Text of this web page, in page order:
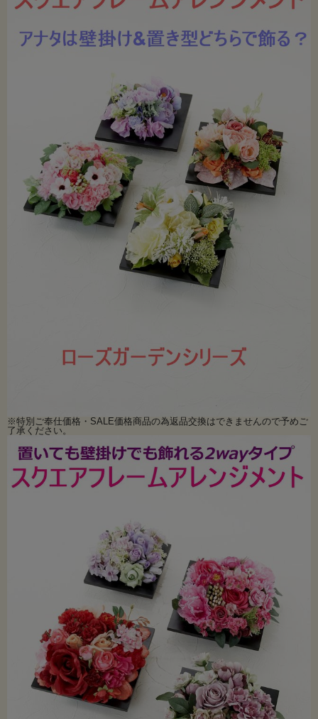
※特別ご奉仕価格・SALE価格商品の為返品交換はできませんので予めご
了承ください。